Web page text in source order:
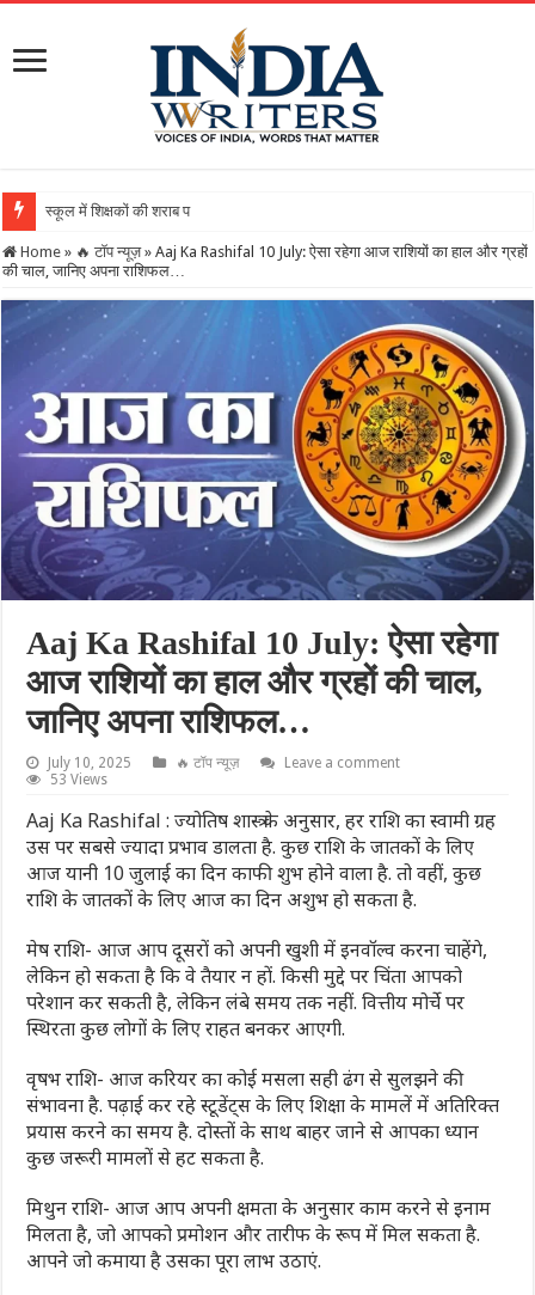
स्कूल में शिक्षकों की शराब पार्टी का वीडियो वायरल, DEO ने थ
Home » 🔥 टॉप न्यूज़ » Aaj Ka Rashifal 10 July: ऐसा रहेगा आज राशियों का हाल और ग्रहों
की चाल, जानिए अपना राशिफल…
Aaj Ka Rashifal 10 July: ऐसा रहेगा
आज राशियों का हाल और ग्रहों की चाल,
जानिए अपना राशिफल…
July 10, 2025 🔥 टॉप न्यूज़
Leave a comment
53 Views
Aaj Ka Rashifal : ज्योतिष शास्त्र के अनुसार, हर राशि का स्वामी ग्रह
उस पर सबसे ज्यादा प्रभाव डालता है. कुछ राशि के जातकों के लिए
आज यानी 10 जुलाई का दिन काफी शुभ होने वाला है. तो वहीं, कुछ
राशि के जातकों के लिए आज का दिन अशुभ हो सकता है.
मेष राशि- आज आप दूसरों को अपनी खुशी में इनवॉल्व करना चाहेंगे,
लेकिन हो सकता है कि वे तैयार न हों. किसी मुद्दे पर चिंता आपको
परेशान कर सकती है, लेकिन लंबे समय तक नहीं. वित्तीय मोर्चे पर
स्थिरता कुछ लोगों के लिए राहत बनकर आएगी.
वृषभ राशि- आज करियर का कोई मसला सही ढंग से सुलझने की
संभावना है. पढ़ाई कर रहे स्टूडेंट्स के लिए शिक्षा के मामलें में अतिरिक्त
प्रयास करने का समय है. दोस्तों के साथ बाहर जाने से आपका ध्यान
कुछ जरूरी मामलों से हट सकता है.
मिथुन राशि- आज आप अपनी क्षमता के अनुसार काम करने से इनाम
मिलता है, जो आपको प्रमोशन और तारीफ के रूप में मिल सकता है.
आपने जो कमाया है उसका पूरा लाभ उठाएं.